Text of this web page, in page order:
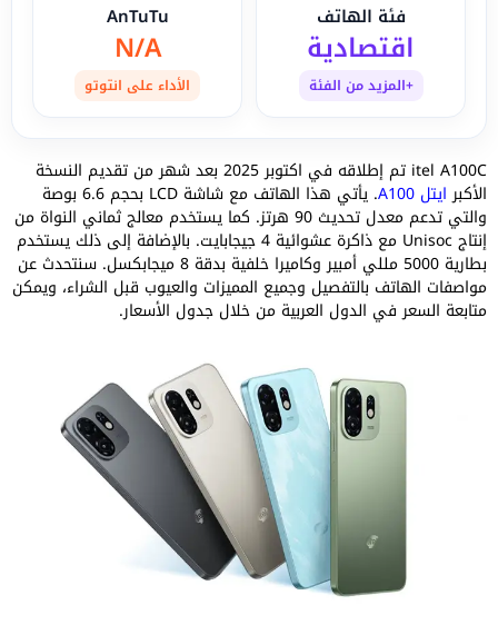
فئة الهاتف
اقتصادية
+المزيد من الفئة
AnTuTu
N/A
الأداء على انتوتو
itel A100C تم إطلاقه في اكتوبر 2025 بعد شهر من تقديم النسخة
الأكبرايتل A100 . يأتي هذا الهاتف مع شاشة LCD بحجم 6.6 بوصة
والتي تدعم معدل تحديث 90 هرتز. كما يستخدم معالج ثماني النواة من
إنتاج Unisoc مع ذاكرة عشوائية 4 جيجابايت. بالإضافة إلى ذلك يستخدم
بطارية 5000 مللي أمبير وكاميرا خلفية بدقة 8 ميجابكسل. سنتحدث عن
مواصفات الهاتف بالتفصيل وجميع المميزات والعيوب قبل الشراء، ويمكن
متابعة السعر في الدول العربية من خلال جدول الأسعار.